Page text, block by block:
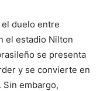
el duelo entre
el estadio Nilton
se presenta
y se convierte en
embargo,